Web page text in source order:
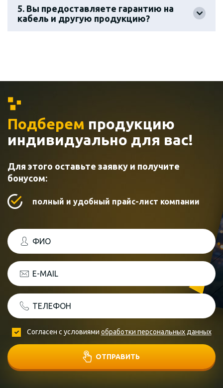
5. Вы предоставляете гарантию на
кабель и другую продукцию?
Подберем продукцию
индивидуально для вас!
Для этого оставьте заявку и получите
бонусом:
полный и удобный прайс-лист компании
ФИО
E-MAIL
ТЕЛЕФОН
Согласен с условиями обработки персональных данных
ОТПРАВИТЬ